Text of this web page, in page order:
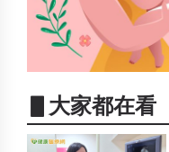
▋大家都在看